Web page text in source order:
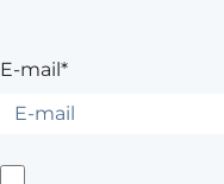
E-mail*